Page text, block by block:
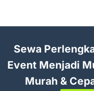
Sewa
Event Menjadi
Murah &